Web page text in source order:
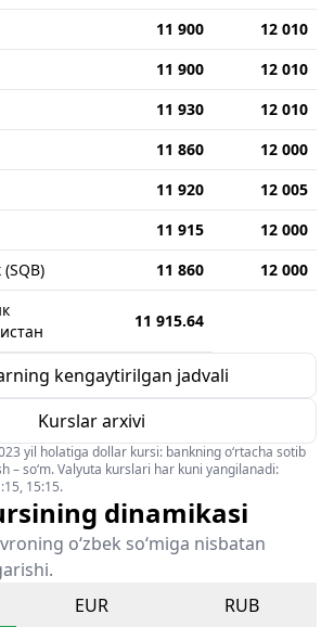
11 900
12 010
11 900
12 010
11 930
12 010
11 860
12 000
11 920
12 005
11 915
12 000
11 860
12 000
11 915.64
kengaytirilgan jadvali
Kurslar arxivi
yil holatiga dollar kursi: bankning o‘rtacha sotib
– so‘m. Valyuta kurslari har kuni yangilanadi:
15:15.
dinamikasi
o‘zbek so‘miga nisbatan
EUR RUB